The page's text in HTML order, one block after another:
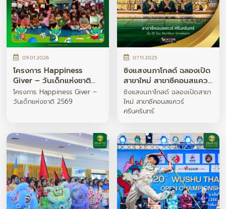
09.01.2026
โครงการ Happiness
Giver – วันเด็กแห่งชาติ
2569
โครงการ Happiness Giver –
วันเด็กแห่งชาติ 2569
07.11.2025
ซิงแสงนภาโกลด์ ฉลองเปิด
สาขาใหม่ สาขาซีคอนสแควร์
ศรีนครินทร์
ซิงแสงนภาโกลด์ ฉลองเปิดสาขา
ใหม่ สาขาซีคอนสแควร์
ศรีนครินทร์